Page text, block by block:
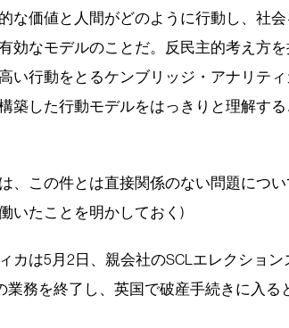
な価値と人間がどのように行動し、社
効なモデルのことだ。反民主的考え方を
い行動をとるケンブリッジ・アナリテ
築した行動モデルをはっきりと理解する
、この件とは直接関係のない問題につい
いたことを明かしておく)
カは5月2日、親会社のSCLエレクション
業務を終了し、英国で破産手続きに入る